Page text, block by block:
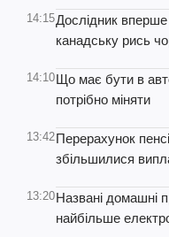
14:15Дослідник
канадську рись
14:10Що має бути в
потрібно міняти
13:42Перерахунок
збільшилися
13:20Названі домашні
найбільше